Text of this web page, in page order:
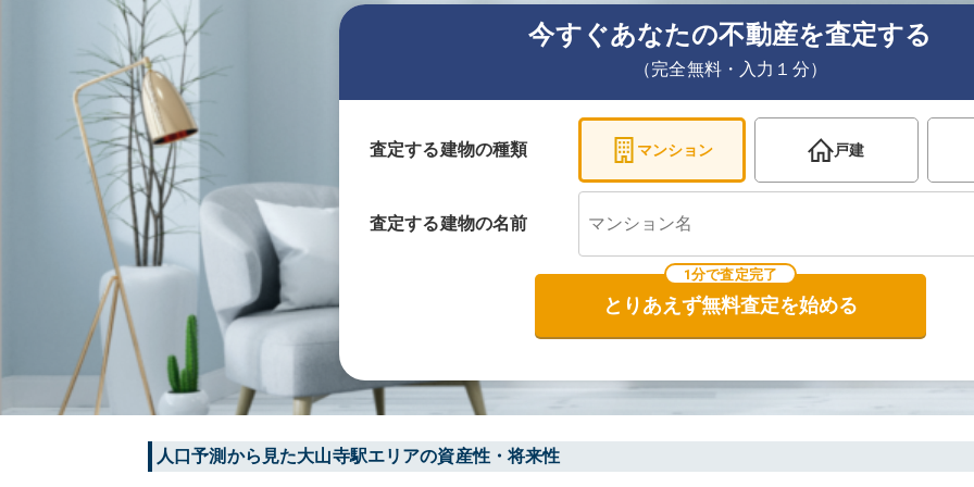
今すぐあなたの不動産を査定する
（完全無料・入力１分）
査定する建物の種類 マンション 戸建
査定する建物の名前
1分で査定完了
とりあえず無料査定を始める
人口予測から見た大山寺駅エリアの資産性・将来性